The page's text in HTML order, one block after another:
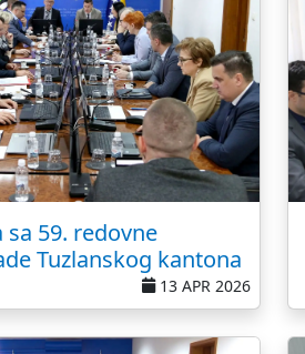
59. redovne
Tuzlanskog kantona
13 APR 2026